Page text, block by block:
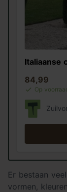
Italiaanse
84,99
Op
Er bestaan
vormen,